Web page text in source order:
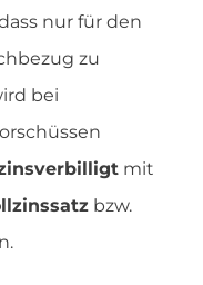
nur für den
zu
bei
mit
bzw.